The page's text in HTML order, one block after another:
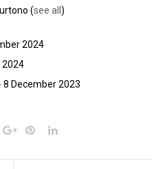
(see all )
2024
2024
8 December 2023